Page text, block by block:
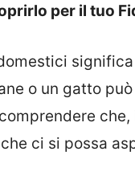
per il tuo
significa
o un gatto
ci si possa